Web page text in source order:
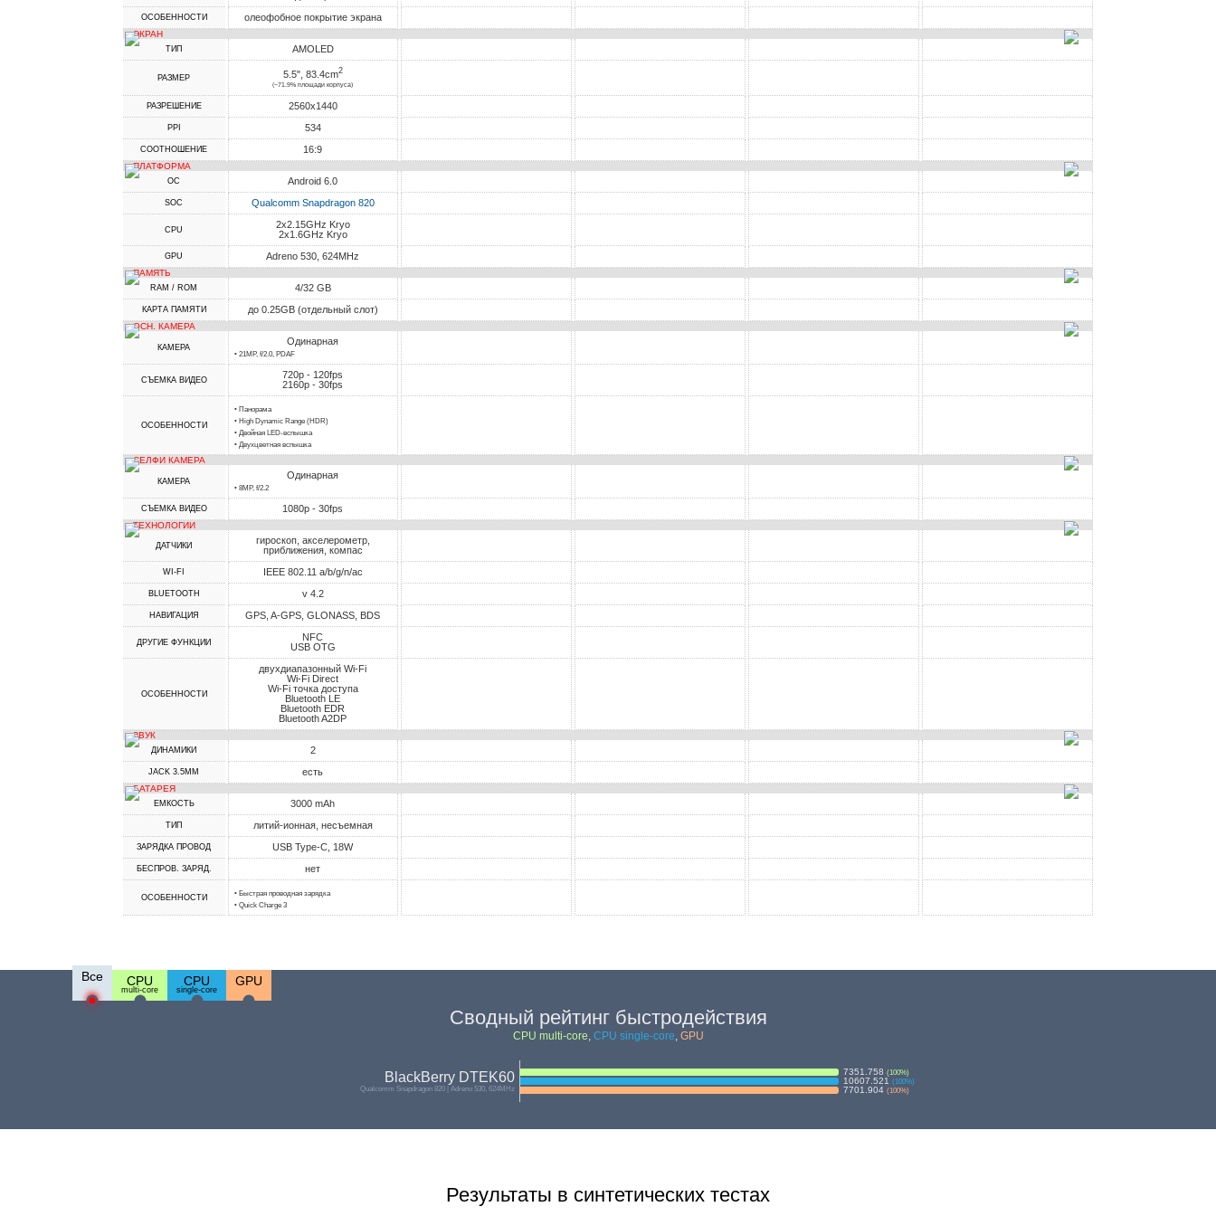
ОСОБЕННОСТИ олеофобное покрытие экрана
ЭКРАН
ТИП AMOLED
РАЗМЕР 5.5", 83.4cm2
(~71.9% площади корпуса)
РАЗРЕШЕНИЕ 2560x1440
PPI 534
СООТНОШЕНИЕ 16:9
ПЛАТФОРМА
ОС Android 6.0
SOC Qualcomm Snapdragon 820
CPU
2x2.15GHz Kryo
2x1.6GHz Kryo
GPU Adreno 530, 624MHz
ПАМЯТЬ
RAM / ROM 4/32 GB
КАРТА ПАМЯТИ до 0.25GB (отдельный слот)
ОСН. КАМЕРА
КАМЕРА
Одинарная
• 21MP, f/2.0, PDAF
СЪЕМКА ВИДЕО
720p - 120fps
2160p - 30fps
ОСОБЕННОСТИ
• Панорама
• High Dynamic Range (HDR)
• Двойная LED-вспышка
• Двухцветная вспышка
СЕЛФИ КАМЕРА
КАМЕРА
Одинарная
• 8MP, f/2.2
СЪЕМКА ВИДЕО 1080p - 30fps
ТЕХНОЛОГИИ
ДАТЧИКИ
гироскоп, акселерометр,
приближения, компас
WI-FI IEEE 802.11 a/b/g/n/ac
BLUETOOTH v 4.2
НАВИГАЦИЯ GPS, A-GPS, GLONASS, BDS
ДРУГИЕ ФУНКЦИИ
NFC
USB OTG
ОСОБЕННОСТИ
двухдиапазонный Wi-Fi
Wi-Fi Direct
Wi-Fi точка доступа
Bluetooth LE
Bluetooth EDR
Bluetooth A2DP
ЗВУК
ДИНАМИКИ 2
JACK 3.5MM есть
БАТАРЕЯ
ЕМКОСТЬ 3000 mAh
ТИП литий-ионная, несъемная
ЗАРЯДКА ПРОВОД USB Type-C, 18W
БЕСПРОВ. ЗАРЯД. нет
ОСОБЕННОСТИ
• Быстрая проводная зарядка
• Quick Charge 3
Все CPU
multi-core
CPU
single-core
GPU
Сводный рейтинг быстродействия
CPU multi-core, CPU single-core, GPU
BlackBerry DTEK60
Qualcomm Snapdragon 820 | Adreno 530, 624MHz
7351.758 (100%)
10607.521 (100%)
7701.904 (100%)
Результаты в синтетических тестах